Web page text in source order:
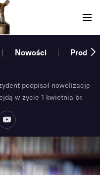
Nowości
podpisał nowelizację
w życie 1 kwietnia br.